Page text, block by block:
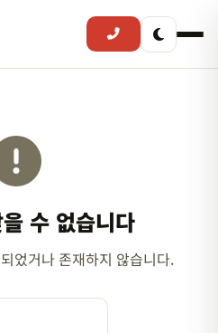
수 없습니다
었거나 존재하지 않습니다.